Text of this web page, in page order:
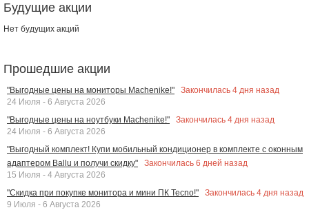
Будущие акции
Нет будущих акций
Прошедшие акции
"Выгодные цены на мониторы Machenike!" Закончилась 4 дня назад
24 Июля - 6 Августа 2026
"Выгодные цены на ноутбуки Machenike!"
Закончилась 4 дня назад
24 Июля - 6 Августа 2026
"Выгодный комплект! Купи мобильный кондиционер в комплекте с оконным
адаптером Ballu и получи скидку"
Закончилась 6 дней назад
15 Июля - 4 Августа 2026
"Скидка при покупке монитора и мини ПК Tecno!"
Закончилась 4 дня назад
9 Июля - 6 Августа 2026